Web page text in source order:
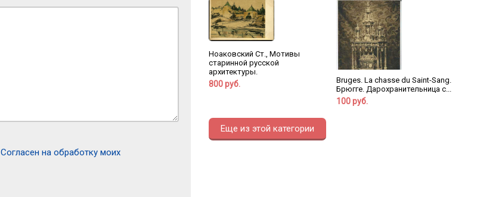
Согласен на обработку моих
Ноаковский Ст., Мотивы
старинной русской
архитектуры.
800 руб.
Bruges. La chasse du Saint-Sang.
Брюгге. Дарохранительница с...
100 руб.
Еще из этой категории